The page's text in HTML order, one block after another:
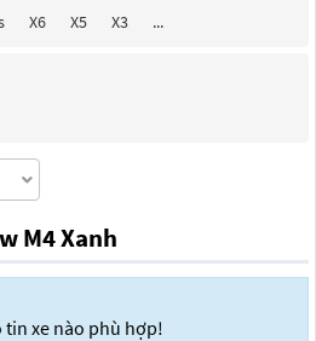
X6 X5 X3 ...
M4 Xanh
tin xe nào phù hợp!